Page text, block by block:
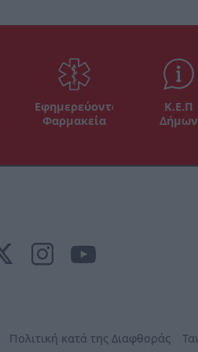
Εφημερεύοντα
Φαρμακεία
Κ.Ε.Π
Δήμων
Πολιτική κατά της Διαφθοράς